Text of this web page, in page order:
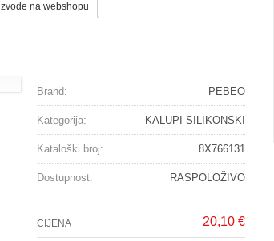
na webshopu
Brand: PEBEO
Kategorija: KALUPI SILIKONSKI
Kataloški broj: 8X766131
Dostupnost: RASPOLOŽIVO
CIJENA 20,10 €